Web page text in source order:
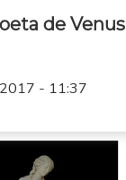
de Venus
- 11:37